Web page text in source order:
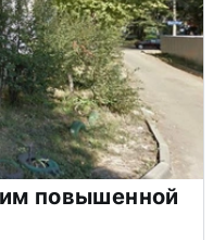
повышенной